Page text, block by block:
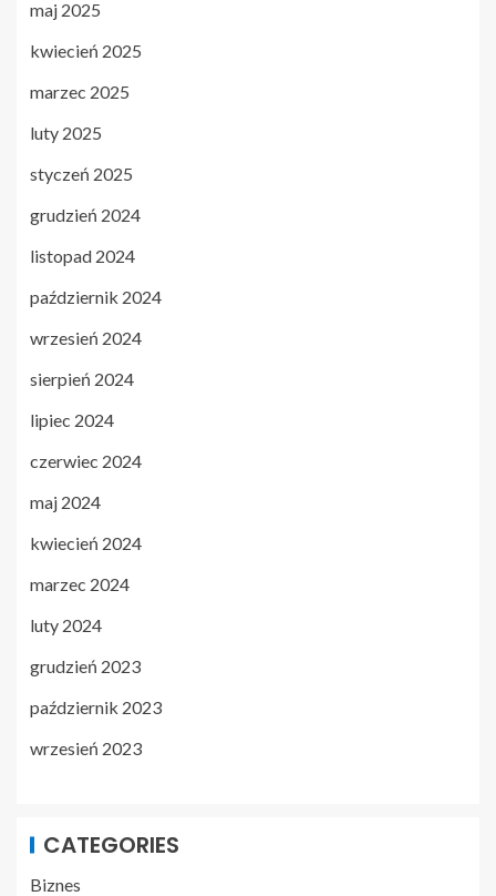
maj 2025
kwiecień 2025
marzec 2025
luty 2025
styczeń 2025
grudzień 2024
listopad 2024
październik 2024
wrzesień 2024
sierpień 2024
lipiec 2024
czerwiec 2024
maj 2024
kwiecień 2024
marzec 2024
luty 2024
grudzień 2023
październik 2023
wrzesień 2023
CATEGORIES
Biznes